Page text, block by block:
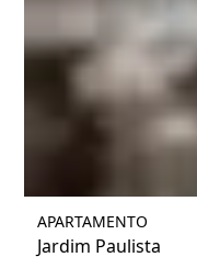
APARTAMENTO
Jardim Paulista